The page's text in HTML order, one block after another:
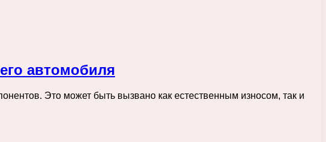
автомобиля
Это может быть вызвано как естественным износом, так и